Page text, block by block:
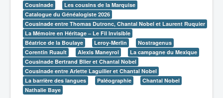
Cousinade
Les cousins de la Marquise
Catalogue du Généalogiste 2026
Cousinade entre Thomas Dutronc, Chantal Nobel et Laurent Ruquier
La Mémoire en Héritage – Le Fil Invisible
Béatrice de la Boulaye
Leroy-Merlin
Nostragenus
Corentin Ruault
Alexis Maneyrol
La campagne du Mexique
Cousinade Bertrand Blier et Chantal Nobel
Cousinade entre Arlette Laguilier et Chantal Nobel
La barrière des langues
Paléographie
Chantal Nobel
Nathalie Baye